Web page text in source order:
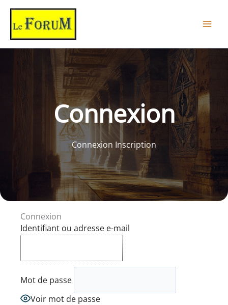
Aller
contenu
Connexion
Connexion Inscription
Connexion
Identifiant ou adresse e-mail
Mot de passe
Voir mot de passe